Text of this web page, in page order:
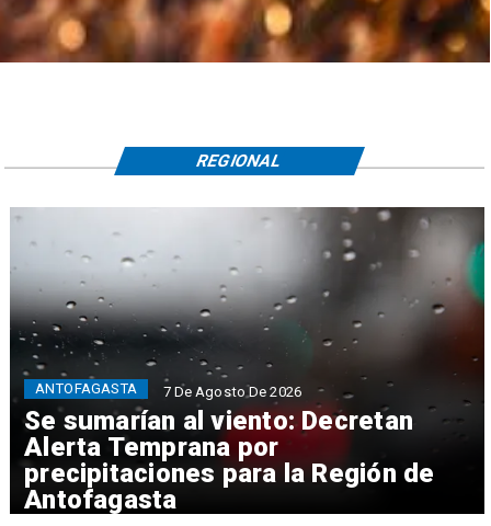
Se sumarían al viento: Decretan
Alerta Temprana por
precipitaciones para la Región de
Antofagasta
ANTOFAGASTA 7 De Agosto De 2026
REGIONAL